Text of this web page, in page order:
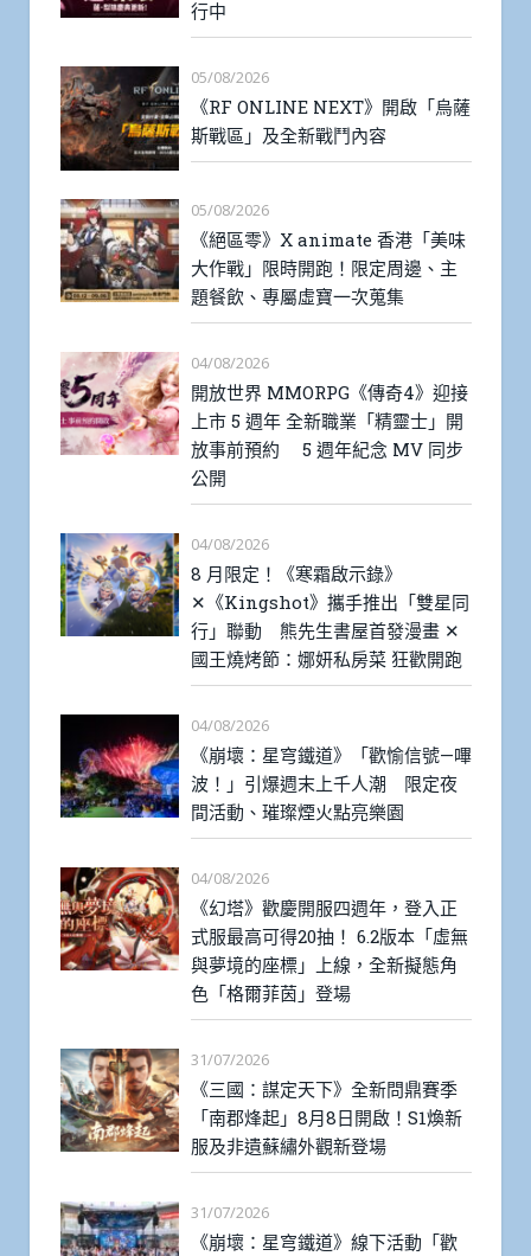
行中
05/08/2026
《RF ONLINE NEXT》開啟「烏薩
斯戰區」及全新戰鬥內容
05/08/2026
《絕區零》X animate 香港「美味
大作戰」限時開跑！限定周邊、主
題餐飲、專屬虛寶一次蒐集
04/08/2026
開放世界 MMORPG《傳奇4》迎接
上市 5 週年 全新職業「精靈士」開
放事前預約 5 週年紀念 MV 同步
公開
04/08/2026
8 月限定！《寒霜啟示錄》
✕《Kingshot》攜手推出「雙星同
行」聯動 熊先生書屋首發漫畫 ✕
國王燒烤節：娜妍私房菜 狂歡開跑
04/08/2026
《崩壞：星穹鐵道》「歡愉信號—嗶
波！」引爆週末上千人潮 限定夜
間活動、璀璨煙火點亮樂園
04/08/2026
《幻塔》歡慶開服四週年，登入正
式服最高可得20抽！ 6.2版本「虛無
與夢境的座標」上線，全新擬態角
色「格爾菲茵」登場
31/07/2026
《三國：謀定天下》全新問鼎賽季
「南郡烽起」8月8日開啟！S1煥新
服及非遺蘇繡外觀新登場
31/07/2026
《崩壞：星穹鐵道》線下活動「歡